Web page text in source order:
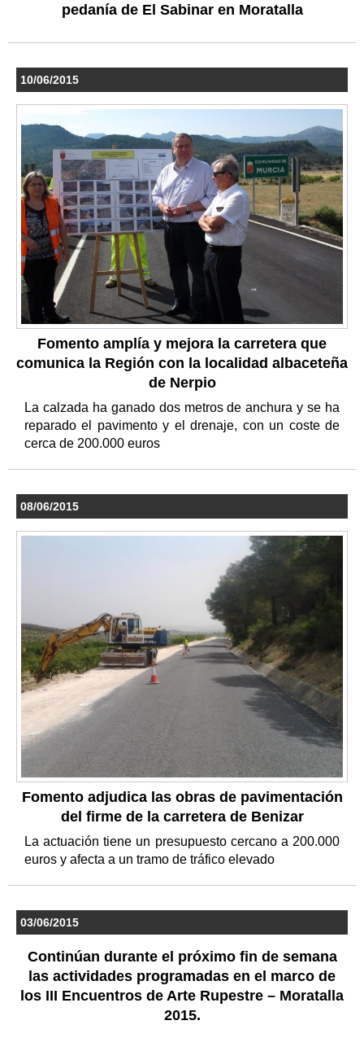
pedanía de El Sabinar en Moratalla
10/06/2015
Fomento amplía y mejora la carretera que
comunica la Región con la localidad albaceteña
de Nerpio
La calzada ha ganado dos metros de anchura y se ha
reparado el pavimento y el drenaje, con un coste de
cerca de 200.000 euros
08/06/2015
Fomento adjudica las obras de pavimentación
del firme de la carretera de Benizar
La actuación tiene un presupuesto cercano a 200.000
euros y afecta a un tramo de tráfico elevado
03/06/2015
Continúan durante el próximo fin de semana
las actividades programadas en el marco de
los III Encuentros de Arte Rupestre – Moratalla
2015.